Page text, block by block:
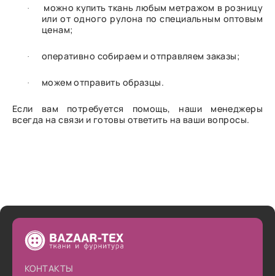
·
можно купить ткань любым метражом в розницу
или от одного рулона по специальным оптовым
ценам;
· оперативно собираем и отправляем заказы;
· можем отправить образцы.
Если вам потребуется помощь, наши менеджеры
всегда на связи и готовы ответить на ваши вопросы.
КОНТАКТЫ